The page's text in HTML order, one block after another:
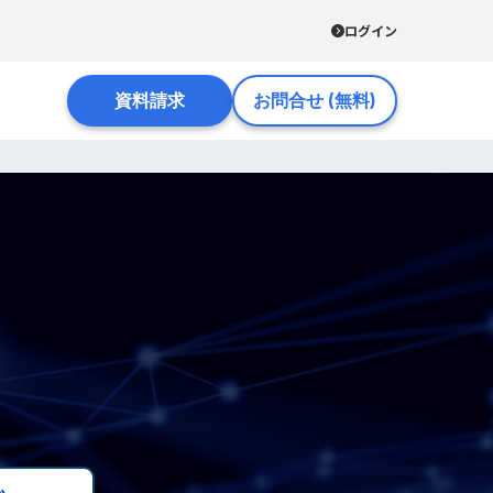
ログイン
資料請求 お問合せ (無料)